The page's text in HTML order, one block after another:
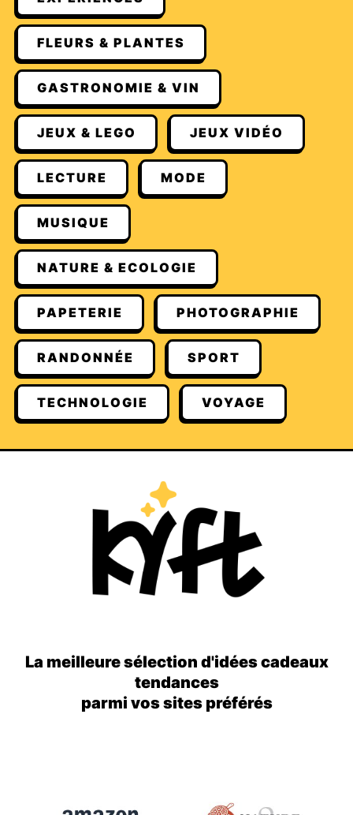
FLEURS & PLANTES
GASTRONOMIE & VIN
JEUX & LEGO JEUX VIDÉO
LECTURE MODE
MUSIQUE
NATURE & ECOLOGIE
PAPETERIE PHOTOGRAPHIE
RANDONNÉE SPORT
TECHNOLOGIE VOYAGE
La meilleure sélection d'idées cadeaux
tendances
parmi vos sites préférés